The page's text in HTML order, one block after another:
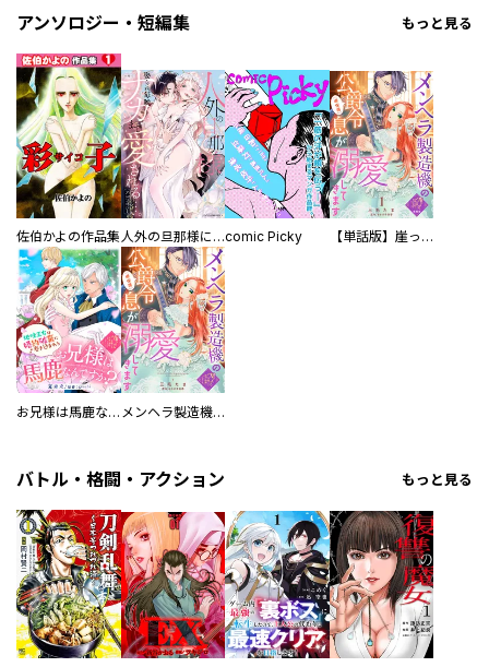
アンソロジー・短編集 もっと見る
佐伯かよの作品集 人外の旦那様に娶られ毎晩ナカまで愛される…。アンソロジーcomic Picky 【単話版】崖っぷち令嬢ですが、意地と策略で幸せになります！シリーズ
お兄様は馬鹿なんですか？～地味王女は婚約破棄に巻き込まれる～ メンヘラ製造機の公爵令息（過保護）が溺愛してきます
バトル・格闘・アクション もっと見る